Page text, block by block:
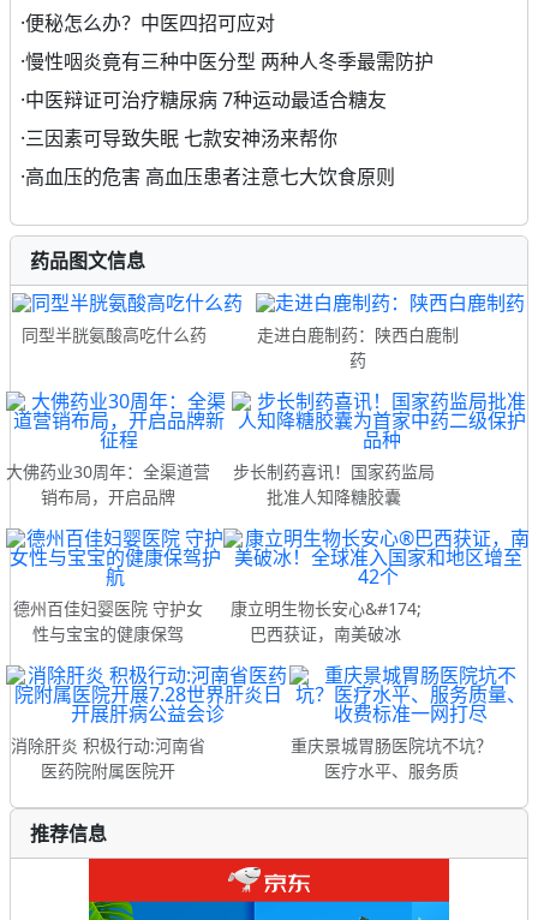
·便秘怎么办？中医四招可应对
·慢性咽炎竟有三种中医分型 两种人冬季最需防护
·中医辩证可治疗糖尿病 7种运动最适合糖友
·三因素可导致失眠 七款安神汤来帮你
·高血压的危害 高血压患者注意七大饮食原则
药品图文信息
同型半胱氨酸高吃什么药
走进白鹿制药：陕西白鹿制
药
大佛药业30周年：全渠道营
销布局，开启品牌
步长制药喜讯！国家药监局
批准人知降糖胶囊
德州百佳妇婴医院 守护女
性与宝宝的健康保驾
康立明生物长安心&#174;
巴西获证，南美破冰
消除肝炎 积极行动:河南省
医药院附属医院开
重庆景城胃肠医院坑不坑？
医疗水平、服务质
推荐信息